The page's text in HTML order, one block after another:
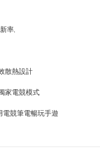
率,
散熱設計
家電競模式
競筆電暢玩手遊